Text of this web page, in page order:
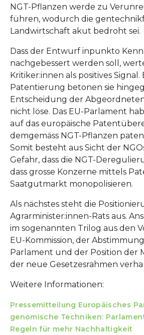
NGT-Pflanzen werde zu
führen, wodurch die
Landwirtschaft akut bedroht sei.
Dass der Entwurf inpunkto
nachgebessert werden soll,
Kritiker:innen als positives
Patentierung betonen sie
Entscheidung der
nicht löse. Das EU-Parlament
auf das europäische
demgemäss NGT-Pflanzen
Somit besteht aus Sicht der
Gefahr, dass die NGT-
dass grosse Konzerne mittels
Saatgutmarkt monopolisieren.
Als nächstes steht die
Agrarminister:innen-Rats aus.
im sogenannten Trilog aus den
EU-Kommission, der
Parlament und der Position der
der neue Gesetzesrahmen
Weitere Informationen:
Pressemitteilung Europäisches
genomische Techniken:
Regeln für mehr Nachhaltigkeit